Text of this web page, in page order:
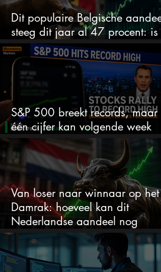
Dit populaire Belgische aandeel
steeg dit jaar al 47 procent: is
ruimte voor meer?
S&P 500 breekt records, maar
één cijfer kan volgende week
alles veranderen
Van loser naar winnaar op het
Damrak: hoeveel kan dit
Nederlandse aandeel nog
stijgen?